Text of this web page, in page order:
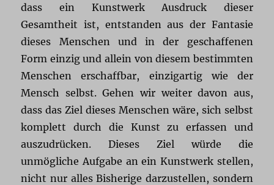
dass ein Kunstwerk Ausdruck dieser
Gesamtheit ist, entstanden aus der Fantasie
dieses Menschen und in der geschaffenen
Form einzig und allein von diesem bestimmten
Menschen erschaffbar, einzigartig wie der
Mensch selbst. Gehen wir weiter davon aus,
dass das Ziel dieses Menschen wäre, sich selbst
komplett durch die Kunst zu erfassen und
auszudrücken. Dieses Ziel würde die
unmögliche Aufgabe an ein Kunstwerk stellen,
nicht nur alles Bisherige darzustellen, sondern